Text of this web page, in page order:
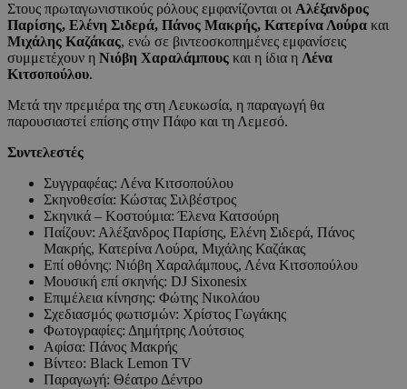
Στους πρωταγωνιστικούς ρόλους εμφανίζονται οι Αλέξανδρος
Παρίσης, Ελένη Σιδερά, Πάνος Μακρής, Κατερίνα Λούρα και
Μιχάλης Καζάκας, ενώ σε βιντεοσκοπημένες εμφανίσεις
συμμετέχουν η Νιόβη Χαραλάμπους και η ίδια η Λένα
Κιτσοπούλου.
Μετά την πρεμιέρα της στη Λευκωσία, η παραγωγή θα
παρουσιαστεί επίσης στην Πάφο και τη Λεμεσό.
Συντελεστές
Συγγραφέας: Λένα Κιτσοπούλου
Σκηνοθεσία: Κώστας Σιλβέστρος
Σκηνικά – Κοστούμια: Έλενα Κατσούρη
Παίζουν: Αλέξανδρος Παρίσης, Ελένη Σιδερά, Πάνος
Μακρής, Κατερίνα Λούρα, Μιχάλης Καζάκας
Επί οθόνης: Νιόβη Χαραλάμπους, Λένα Κιτσοπούλου
Μουσική επί σκηνής: DJ Sixonesix
Επιμέλεια κίνησης: Φώτης Νικολάου
Σχεδιασμός φωτισμών: Χρίστος Γωγάκης
Φωτογραφίες: Δημήτρης Λούτσιος
Αφίσα: Πάνος Μακρής
Βίντεο: Black Lemon TV
Παραγωγή: Θέατρο Δέντρο